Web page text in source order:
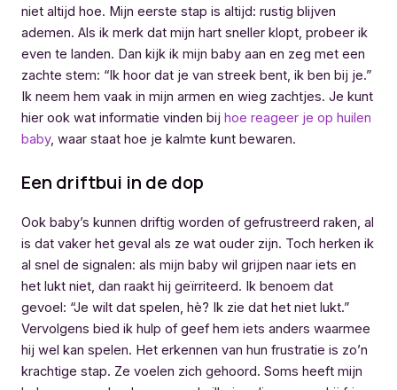
niet altijd hoe. Mijn eerste stap is altijd: rustig blijven
ademen. Als ik merk dat mijn hart sneller klopt, probeer ik
even te landen. Dan kijk ik mijn baby aan en zeg met een
zachte stem: “Ik hoor dat je van streek bent, ik ben bij je.”
Ik neem hem vaak in mijn armen en wieg zachtjes. Je kunt
hier ook wat informatie vinden bij hoe reageer je op huilen
baby, waar staat hoe je kalmte kunt bewaren.
Een driftbui in de dop
Ook baby’s kunnen driftig worden of gefrustreerd raken, al
is dat vaker het geval als ze wat ouder zijn. Toch herken ik
al snel de signalen: als mijn baby wil grijpen naar iets en
het lukt niet, dan raakt hij geïrriteerd. Ik benoem dat
gevoel: “Je wilt dat spelen, hè? Ik zie dat het niet lukt.”
Vervolgens bied ik hulp of geef hem iets anders waarmee
hij wel kan spelen. Het erkennen van hun frustratie is zo’n
krachtige stap. Ze voelen zich gehoord. Soms heeft mijn